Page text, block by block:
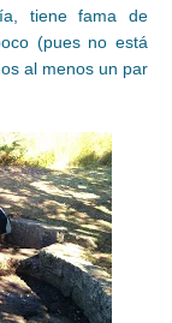
tiene fama de
(pues no está
al menos un par